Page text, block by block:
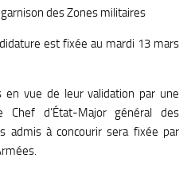
des Zones militaires
est fixée au mardi 13 mars
en vue de leur validation par une
Chef d’État-Major général des
admis à concourir sera fixée par